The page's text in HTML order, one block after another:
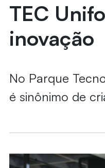
TEC
inovação
No Parque
é sinônimo de